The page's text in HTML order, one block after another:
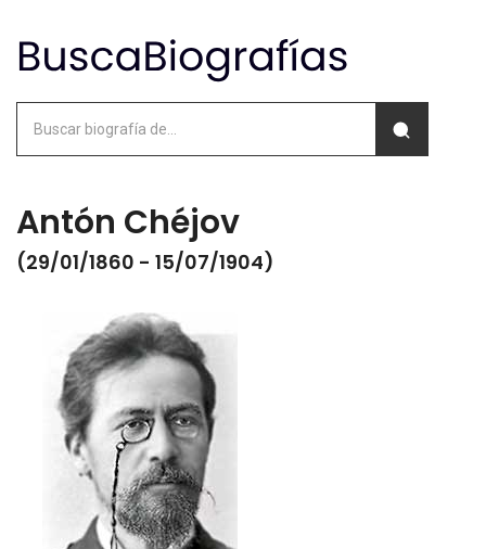
Antón Chéjov
(29/01/1860 - 15/07/1904)